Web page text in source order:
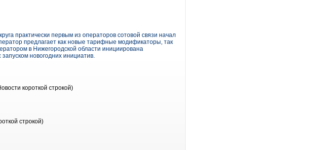
практически первым из операторов сотовой связи начал
предлагает как новые тарифные модификаторы, так
в Нижегородской области инициирована
новогодних инициатив.
короткой строкой)
строкой)